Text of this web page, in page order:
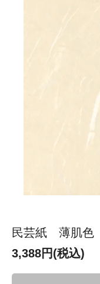
民芸紙 薄肌色
3,388円(税込)